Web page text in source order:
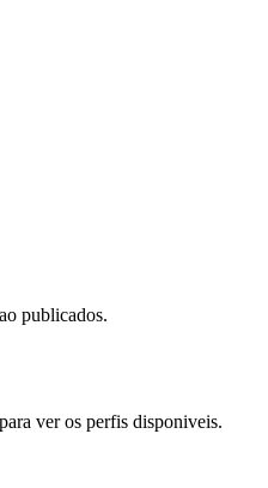
publicados.
ver os perfis disponiveis.